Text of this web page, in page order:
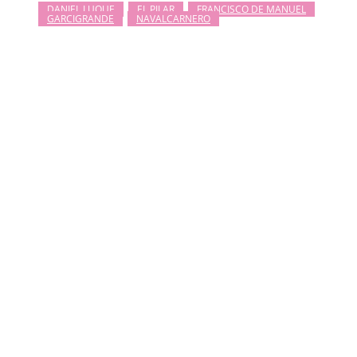
DANIEL LUQUE EL PILAR FRANCISCO DE MANUEL
GARCIGRANDE NAVALCARNERO